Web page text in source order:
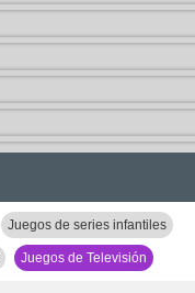
Juegos de series infantiles
Juegos de Televisión